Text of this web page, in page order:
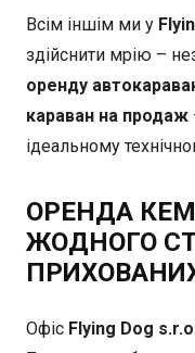
Всім іншім ми у
здійснити мрію –
оренду
караван на продаж
ідеальному
ОРЕНДА
ЖОДНОГО
Офіс Flying Dog